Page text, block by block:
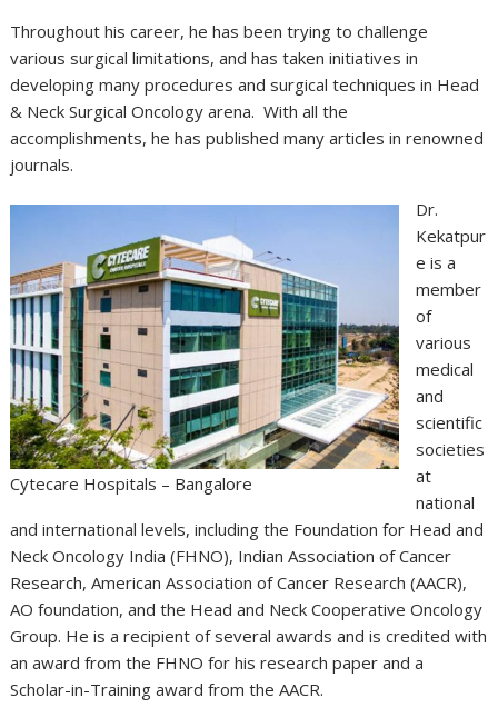
Throughout his career, he has been trying to challenge
various surgical limitations, and has taken initiatives in
developing many procedures and surgical techniques in Head
& Neck Surgical Oncology arena. With all the
accomplishments, he has published many articles in renowned
journals.
Cytecare Hospitals – Bangalore
Dr.
Kekatpur
e is a
member
of
various
medical
and
scientific
societies
at
national
and international levels, including the Foundation for Head and
Neck Oncology India (FHNO), Indian Association of Cancer
Research, American Association of Cancer Research (AACR),
AO foundation, and the Head and Neck Cooperative Oncology
Group. He is a recipient of several awards and is credited with
an award from the FHNO for his research paper and a
Scholar-in-Training award from the AACR.